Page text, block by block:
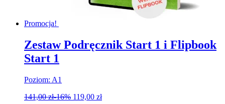
Promocja!
Zestaw Podręcznik Start 1 i Flipbook
Start 1
Poziom: A1
141,00zł-16% 119,00 zł